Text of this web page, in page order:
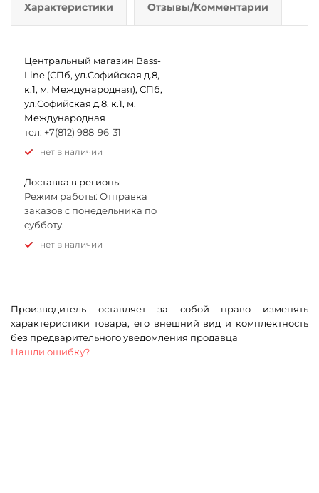
Характеристики Отзывы/Комментарии
Центральный магазин Bass-
Line (СПб, ул.Софийская д.8,
к.1, м. Международная), СПб,
ул.Софийская д.8, к.1, м.
Международная
тел: +7(812) 988-96-31
Нет в наличии
Доставка в регионы
Режим работы: Отправка
заказов с понедельника по
субботу.
Нет в наличии
Производитель оставляет за собой право изменять
характеристики товара, его внешний вид и комплектность
без предварительного уведомления продавца
Нашли ошибку?